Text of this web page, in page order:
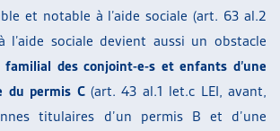
et notable à l’aide sociale (art. 63 al.2
l’aide sociale devient aussi un obstacle
familial des conjoint-e-s et enfants d’une
du permis C (art. 43 al.1 let.c LEI, avant,
titulaires d’un permis B et d’une